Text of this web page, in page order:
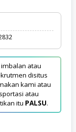
atau
disitus
kami atau
atau
itu PALSU.